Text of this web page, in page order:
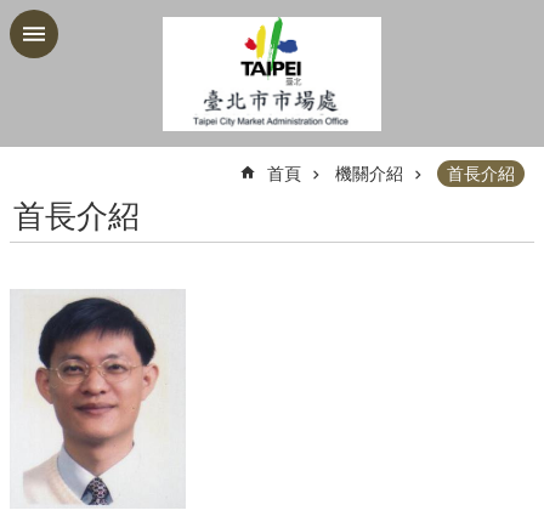
跳到主要內容區塊
首頁 機關介紹 首長介紹
首長介紹